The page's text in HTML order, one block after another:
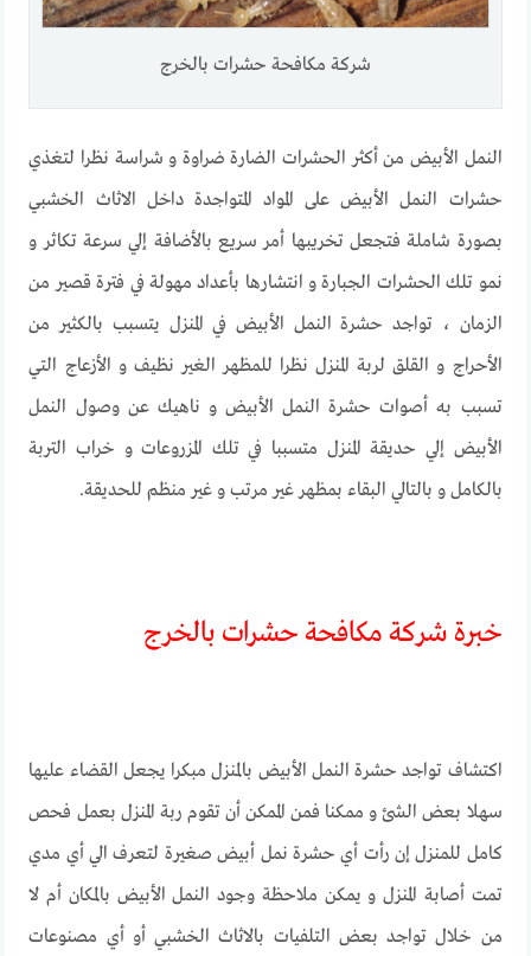
شركة مكافحة حشرات بالخرج
النمل الأبيض من أكثر الحشرات الضارة ضراوة و شراسة نظرا لتغذي
حشرات النمل الأبيض على المواد المتواجدة داخل الاثاث الخشبي
بصورة شاملة فتجعل تخريبها أمر سريع بالأضافة إلي سرعة تكاثر و
نمو تلك الحشرات الجبارة و انتشارها بأعداد مهولة في فترة قصير من
الزمان ، تواجد حشرة النمل الأبيض في المنزل يتسبب بالكثير من
الأحراج و القلق لربة المنزل نظرا للمظهر الغير نظيف و الأزعاج التي
تسبب به أصوات حشرة النمل الأبيض و ناهيك عن وصول النمل
الأبيض إلي حديقة المنزل متسببا في تلك المزروعات و خراب التربة
بالكامل و بالتالي البقاء بمظهر غير مرتب و غير منظم للحديقة.
خبرة شركة مكافحة حشرات بالخرج
اكتشاف تواجد حشرة النمل الأبيض بالمنزل مبكرا يجعل القضاء عليها
سهلا بعض الشئ و ممكنا فمن الممكن أن تقوم ربة المنزل بعمل فحص
كامل للمنزل إن رأت أي حشرة نمل أبيض صغيرة لتعرف الي أي مدي
تمت أصابة المنزل و يمكن ملاحظة وجود النمل الأبيض بالمكان أم لا
من خلال تواجد بعض التلفيات بالاثاث الخشبي أو أي مصنوعات